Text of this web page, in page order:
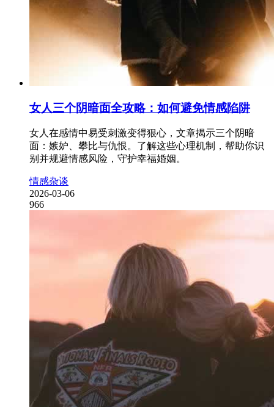
女人三个阴暗面全攻略：如何避免情感陷阱
女人在感情中易受刺激变得狠心，文章揭示三个阴暗
面：嫉妒、攀比与仇恨。了解这些心理机制，帮助你识
别并规避情感风险，守护幸福婚姻。
情感杂谈
2026-03-06
966